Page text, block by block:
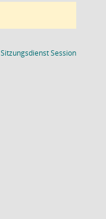
SitzungsdienstSession(Wird in